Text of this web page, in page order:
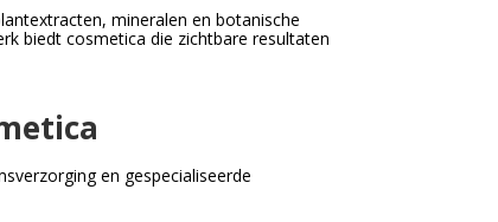
mineralen en botanische
biedt cosmetica die zichtbare resultaten
en gespecialiseerde